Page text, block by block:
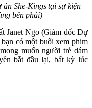
She-Kings tại sự kiện
bên phải)
Janet Ngo (Giám đốc Dự
có một buổi xem phim
muốn người trẻ dám
bắt đầu lại, bất kỳ lúc